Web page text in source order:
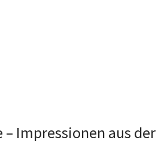
Impressionen aus der